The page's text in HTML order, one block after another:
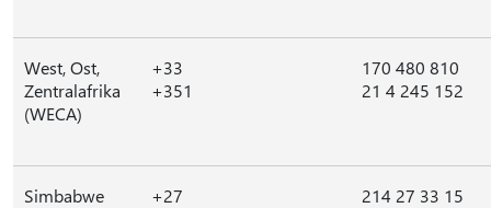
West, Ost,
Zentralafrika
(WECA)
+33
+351
170 480 810
21 4 245 152
Simbabwe +27 214 27 33 15